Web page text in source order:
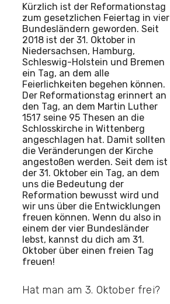
Kürzlich ist der Reformationstag
zum gesetzlichen Feiertag in vier
Bundesländern geworden. Seit
2018 ist der 31. Oktober in
Niedersachsen, Hamburg,
Schleswig-Holstein und Bremen
ein Tag, an dem alle
Feierlichkeiten begehen können.
Der Reformationstag erinnert an
den Tag, an dem Martin Luther
1517 seine 95 Thesen an die
Schlosskirche in Wittenberg
angeschlagen hat. Damit sollten
die Veränderungen der Kirche
angestoßen werden. Seit dem ist
der 31. Oktober ein Tag, an dem
uns die Bedeutung der
Reformation bewusst wird und
wir uns über die Entwicklungen
freuen können. Wenn du also in
einem der vier Bundesländer
lebst, kannst du dich am 31.
Oktober über einen freien Tag
freuen!
Hat man am 3. Oktober frei?